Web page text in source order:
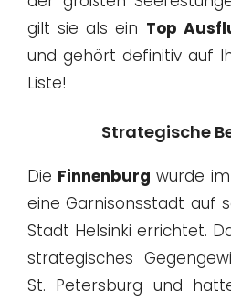
gilt sie als ein Top
und gehört definitiv auf
Liste!
Strategische
Die Finnenburg wurde
eine Garnisonsstadt auf
Stadt Helsinki errichtet.
strategisches
St. Petersburg und